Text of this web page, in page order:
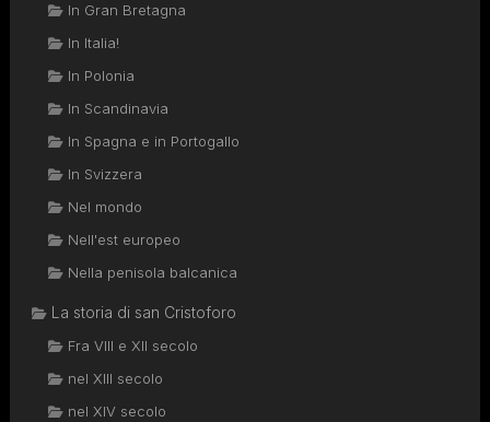
In Gran Bretagna
In Italia!
In Polonia
In Scandinavia
In Spagna e in Portogallo
In Svizzera
Nel mondo
Nell'est europeo
Nella penisola balcanica
La storia di san Cristoforo
Fra VIII e XII secolo
nel XIII secolo
nel XIV secolo